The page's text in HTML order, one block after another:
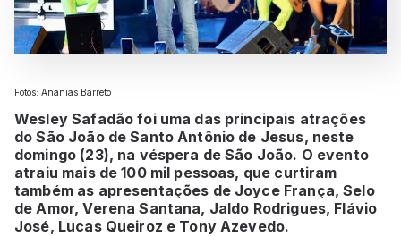
Fotos: Ananias Barreto
Wesley Safadão foi uma das principais atrações
do São João de Santo Antônio de Jesus, neste
domingo (23), na véspera de São João. O evento
atraiu mais de 100 mil pessoas, que curtiram
também as apresentações de Joyce França, Selo
de Amor, Verena Santana, Jaldo Rodrigues, Flávio
José, Lucas Queiroz e Tony Azevedo.